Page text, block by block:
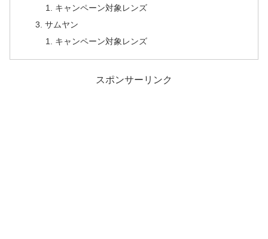
キャンペーン対象レンズ
サムヤン
キャンペーン対象レンズ
スポンサーリンク